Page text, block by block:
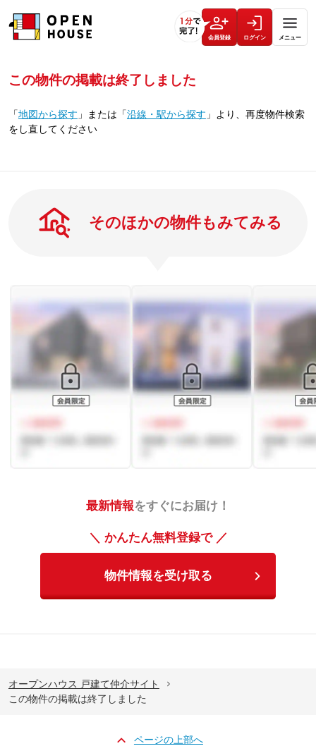
会員登録 ログイン メニュー
この物件の掲載は終了しました
「地図から探す 」 または 「沿線・駅から探す 」 より、再度物件検索
をし直してください
そのほかの物件もみてみる
最新情報をすぐにお届け！
＼ かんたん無料登録で ／
物件情報を受け取る
オープンハウス 戸建て仲介サイト
この物件の掲載は終了しました
ページの上部へ